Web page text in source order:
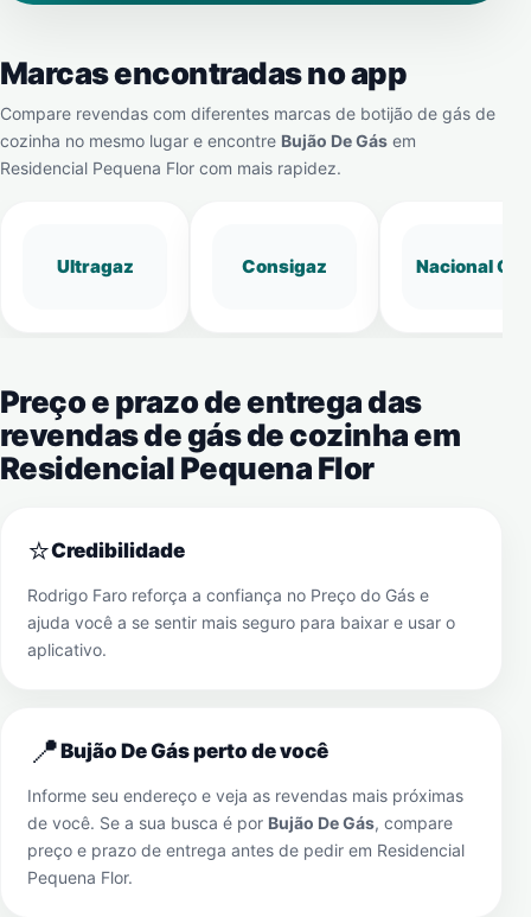
Marcas encontradas no app
Compare revendas com diferentes marcas de botijão de gás de
cozinha no mesmo lugar e encontre Bujão De Gás em
Residencial Pequena Flor com mais rapidez.
Ultragaz Consigaz Nacional Gás
Preço e prazo de entrega das
revendas de gás de cozinha em
Residencial Pequena Flor
⭐Credibilidade
Rodrigo Faro reforça a confiança no Preço do Gás e
ajuda você a se sentir mais seguro para baixar e usar o
aplicativo.
📍Bujão De Gás perto de você
Informe seu endereço e veja as revendas mais próximas
de você. Se a sua busca é por Bujão De Gás, compare
preço e prazo de entrega antes de pedir em Residencial
Pequena Flor.